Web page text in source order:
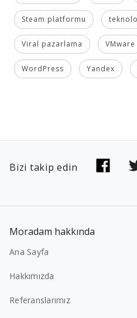
Steam platformu
Viral pazarlama VMware
WordPress Yandex
Bizi takip edin
Moradam hakkında
Ana Sayfa
Hakkımızda
Referanslarımız